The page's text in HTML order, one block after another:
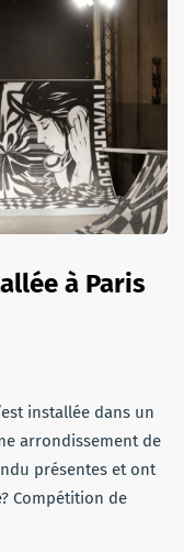
à Paris
installée dans un
arrondissement de
présentes et ont
Compétition de